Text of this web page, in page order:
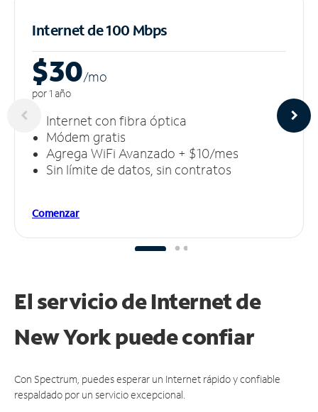
Internet de 100 Mbps
$30/mo
por 1 año
Internet con fibra óptica
Módem gratis
Agrega WiFi Avanzado + $10/mes
Sin límite de datos, sin contratos
Comenzar
El servicio de Internet de
New York puedeconfiar
Con Spectrum, puedes esperar un Internet rápido y confiable
respaldado por un servicio excepcional.